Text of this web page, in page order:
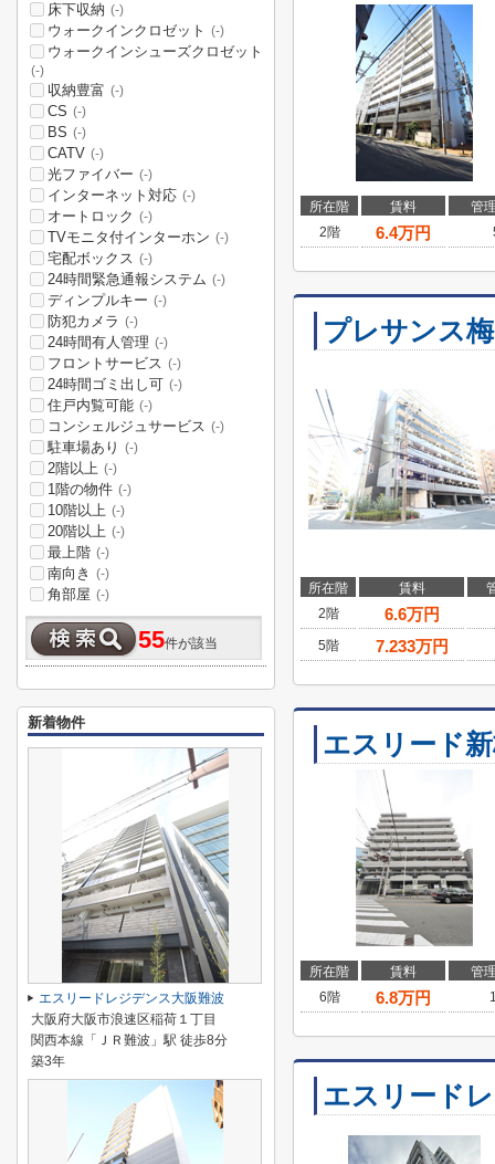
所在階 賃料
管
2階
6.4万円
プレサンス
所在階 賃料
2階
6.6万円
5階 7.233万円
エスリード
所在階 賃料
管
6階
6.8万円
エスリード
床下収納 (-)
ウォークインクロゼット (-)
ウォークインシューズクロゼット
(-)
収納豊富 (-)
CS (-)
BS (-)
CATV (-)
光ファイバー (-)
インターネット対応 (-)
オートロック (-)
TVモニタ付インターホン (-)
宅配ボックス (-)
24時間緊急通報システム (-)
ディンプルキー (-)
防犯カメラ (-)
24時間有人管理 (-)
フロントサービス (-)
24時間ゴミ出し可 (-)
住戸内覧可能 (-)
コンシェルジュサービス (-)
駐車場あり (-)
2階以上 (-)
1階の物件 (-)
10階以上 (-)
20階以上 (-)
最上階 (-)
南向き (-)
角部屋 (-)
55件が該当
新着物件
エスリードレジデンス大阪難波
大阪府大阪市浪速区稲荷１丁目
関西本線「ＪＲ難波」駅 徒歩8分
築3年